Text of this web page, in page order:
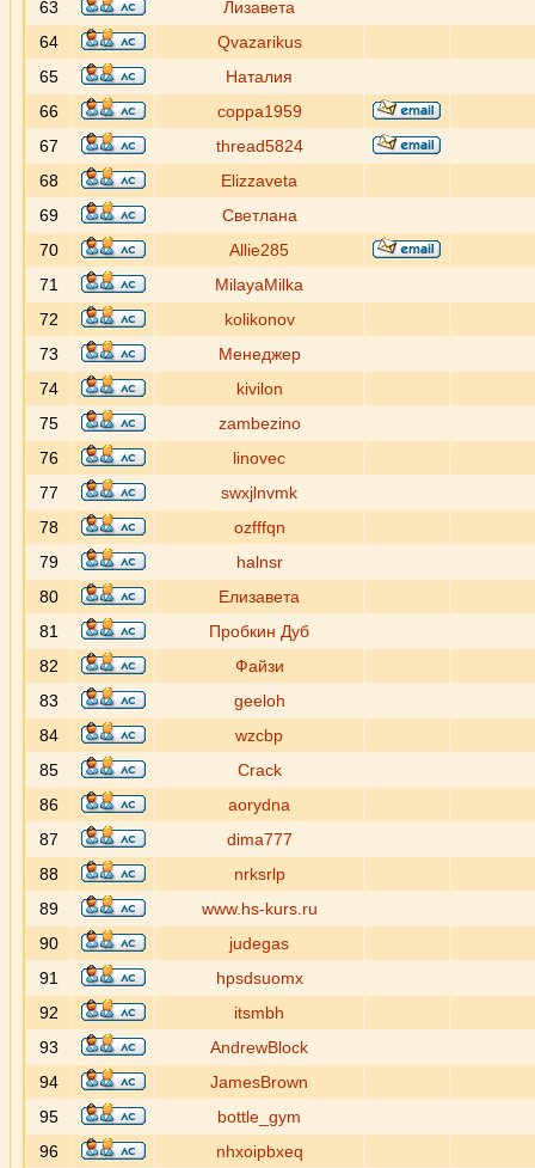
63
Лизавета
64
Qvazarikus
65
Наталия
66
coppa1959
67
thread5824
68
Elizzaveta
69
Светлана
70
Allie285
71
MilayaMilka
72
kolikonov
73
Менеджер
74
kivilon
75
zambezino
76
linovec
77
swxjlnvmk
78
ozfffqn
79
halnsr
80
Елизавета
81
Пробкин Дуб
82
Файзи
83
geeloh
84
wzcbp
85
Crack
86
aorydna
87
dima777
88
nrksrlp
89
www.hs-kurs.ru
90
judegas
91
hpsdsuomx
92
itsmbh
93
AndrewBlock
94
JamesBrown
95
bottle_gym
96
nhxoipbxeq